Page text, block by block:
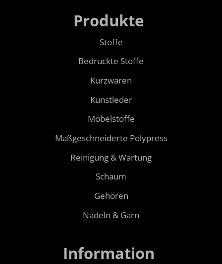
Produkte
Stoffe
Bedruckte Stoffe
Kurzwaren
Kunstleder
Möbelstoffe
Maßgeschneiderte Polypress
Reinigung & Wartung
Schaum
Gehören
Nadeln & Garn
Information